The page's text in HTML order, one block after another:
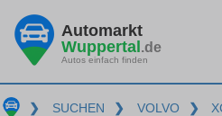
Automarkt
Wuppertal.de
Autos einfach finden
❯ SUCHEN ❯ VOLVO ❯